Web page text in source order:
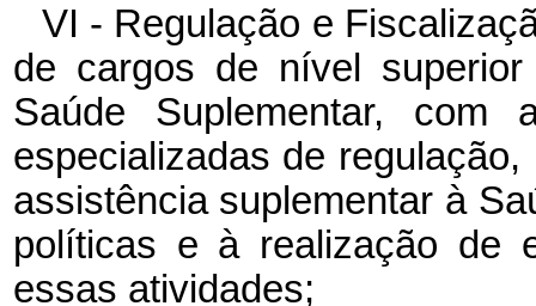
VI - Regulação e
de cargos de nível
Saúde Suplementar, com
especializadas de
assistência suplementar à
políticas e à realização de
essas atividades;